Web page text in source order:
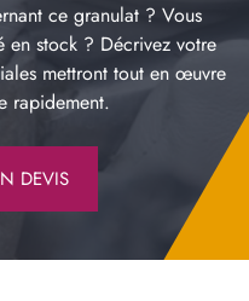
ce granulat ? Vous
en stock ? Décrivez votre
mettront tout en œuvre
rapidement.
DEVIS